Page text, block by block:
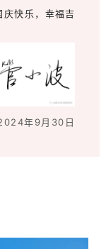
快乐，幸福吉
年9月30日